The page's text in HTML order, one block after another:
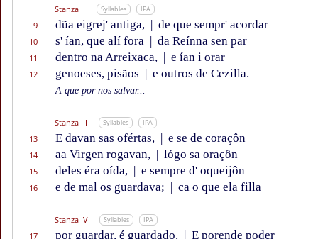
Stanza II Syllables IPA
9 dũa eigrej' antiga, | de que sempr' acordar
10 s' ían, que alí fora | da Reínna sen par
11 dentro na Arreixaca, | e ían i orar
12 genoeses, pisãos | e outros de Cezilla.
A que por nos salvar...
Stanza III Syllables IPA
13 E davan sas ofértas, | e se de coraçôn
14 aa Virgen rogavan, | lógo sa oraçôn
15 deles éra oída, | e sempre d' oqueijôn
16 e de mal os guardava; | ca o que ela filla
Stanza IV Syllables IPA
17 por guardar, é guardado. | E porende poder